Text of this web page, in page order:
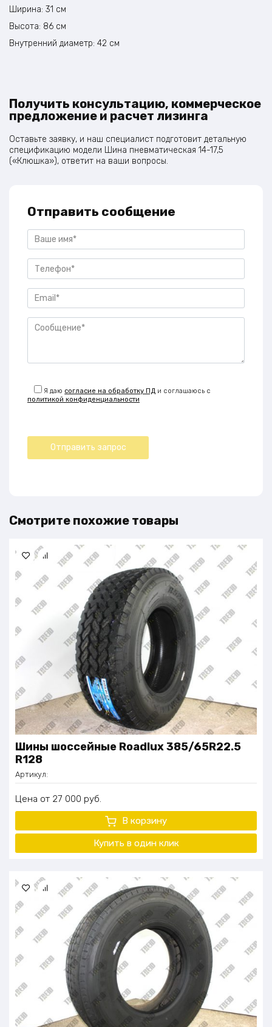
Ширина: 31 см
Высота: 86 см
Внутренний диаметр: 42 см
Получить консультацию, коммерческое
предложение и расчет лизинга
Оставьте заявку, и наш специалист подготовит детальную
спецификацию модели Шина пневматическая 14-17,5
(«Клюшка»), ответит на ваши вопросы.
Отправить сообщение
Я даюсогласие на обработку ПД и соглашаюсь с
политикой конфиденциальности
Смотрите похожие товары
Шины шоссейные Roadlux 385/65R22.5
R128
Артикул:
Цена 27 000 руб.
В корзину
Купить в один клик